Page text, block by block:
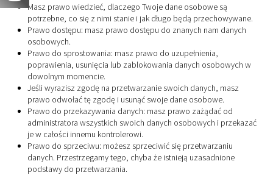
Masz prawo wiedzieć, dlaczego Twoje dane osobowe są
potrzebne, co się z nimi stanie i jak długo będą przechowywane.
Prawo dostępu: masz prawo dostępu do znanych nam danych
osobowych.
Prawo do sprostowania: masz prawo do uzupełnienia,
poprawienia, usunięcia lub zablokowania danych osobowych w
dowolnym momencie.
Jeśli wyrazisz zgodę na przetwarzanie swoich danych, masz
prawo odwołać tę zgodę i usunąć swoje dane osobowe.
Prawo do przekazywania danych: masz prawo zażądać od
administratora wszystkich swoich danych osobowych i przekazać
je w całości innemu kontrolerowi.
Prawo do sprzeciwu: możesz sprzeciwić się przetwarzaniu
danych. Przestrzegamy tego, chyba że istnieją uzasadnione
podstawy do przetwarzania.